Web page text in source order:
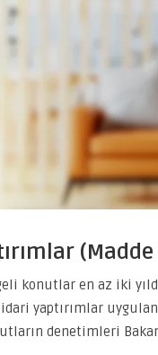
(Madde
konutlar en az iki
yaptırımlar
denetimleri